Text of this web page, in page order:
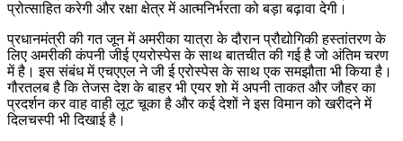
प्रोत्साहित करेगी और रक्षा क्षेत्र में आत्मनिर्भरता को बड़ा बढ़ावा देगी।
प्रधानमंत्री की गत जून में अमरीका यात्रा के दौरान प्रौद्योगिकी हस्तांतरण के
लिए अमरीकी कंपनी जीई एयरोस्पेस के साथ बातचीत की गई है जो अंतिम चरण
में है। इस संबंध में एचएएल ने जी ई एरोस्पेस के साथ एक समझौता भी किया है।
गौरतलब है कि तेजस देश के बाहर भी एयर शो में अपनी ताकत और जौहर का
प्रदर्शन कर वाह वाही लूट चूका है और कई देशों ने इस विमान को खरीदने में
दिलचस्पी भी दिखाई है।